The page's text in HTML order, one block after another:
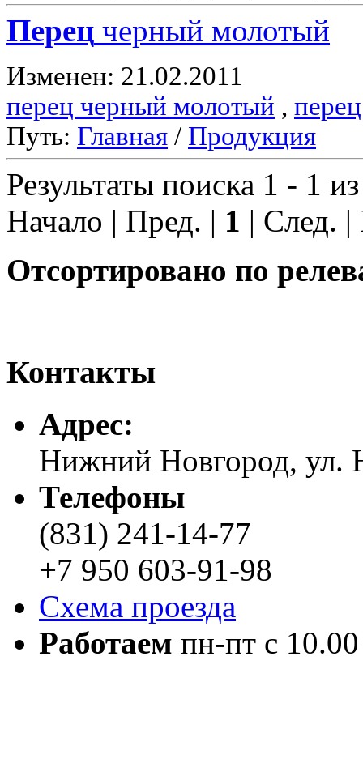
Перец черный молотый
Изменен: 21.02.2011
перец черный молотый , перец
Путь: Главная / Продукция
Результаты поиска 1 - 1
Начало | Пред. | 1 | След.
Отсортировано по
Контакты
Адреc:
Нижний Новгород, ул.
Телефоны
(831) 241-14-77
+7 950 603-91-98
Схема проезда
Работаем пн-пт с